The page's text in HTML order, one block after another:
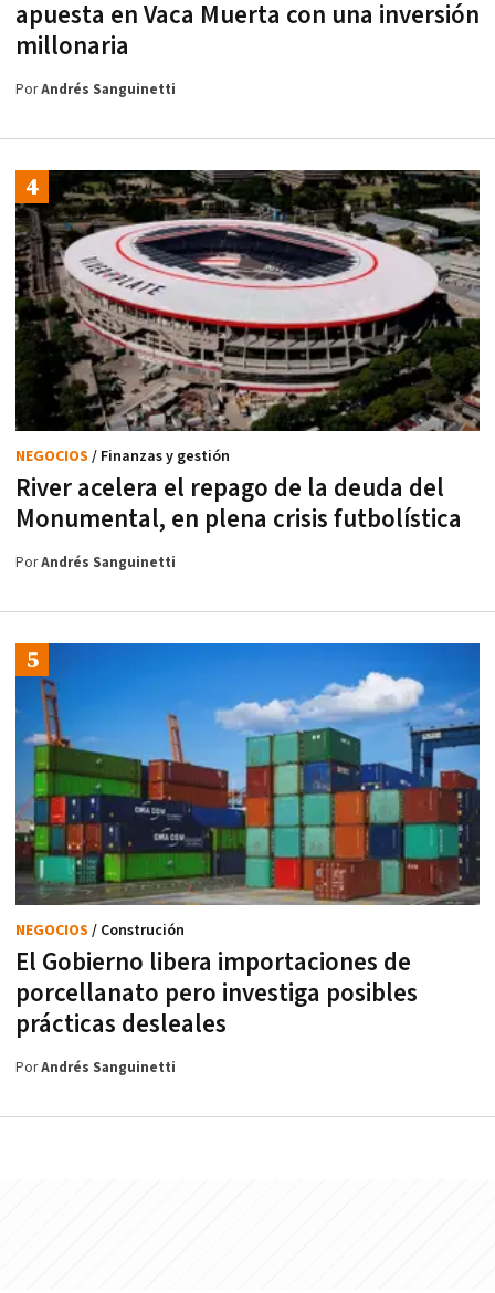
apuesta en Vaca Muerta con una inversión
millonaria
PorAndrés Sanguinetti
River acelera el repago de la deuda del
Monumental, en plena crisis futbolística
NEGOCIOS / Finanzas y gestión
PorAndrés Sanguinetti
El Gobierno libera importaciones de
porcellanato pero investiga posibles
prácticas desleales
NEGOCIOS / Construción
PorAndrés Sanguinetti